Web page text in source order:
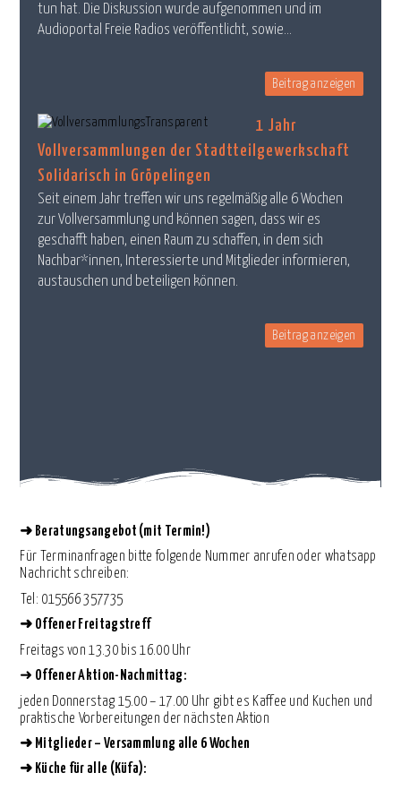
tun hat. Die Diskussion wurde aufgenommen und im
Audioportal Freie Radios veröffentlicht, sowie...
Beitrag anzeigen
1 Jahr
Vollversammlungen der Stadtteilgewerkschaft
Solidarisch in Gröpelingen
Seit einem Jahr treffen wir uns regelmäßig alle 6 Wochen
zur Vollversammlung und können sagen, dass wir es
geschafft haben, einen Raum zu schaffen, in dem sich
Nachbar*innen, Interessierte und Mitglieder informieren,
austauschen und beteiligen können.
Beitrag anzeigen
➜ Beratungsangebot (mit Termin!)
Für Terminanfragen bitte folgende Nummer anrufen oder whatsapp
Nachricht schreiben:
⁨Tel: 015566 357735
➜ Offener Freitagstreff
Freitags von 13.30 bis 16.00 Uhr
➜ Offener Aktion-Nachmittag:
jeden Donnerstag 15.00 – 17.00 Uhr gibt es Kaffee und Kuchen und
praktische Vorbereitungen der nächsten Aktion
➜ Mitglieder – Versammlung alle 6 Wochen
➜ Küche für alle (Küfa):